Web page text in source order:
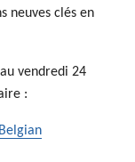
neuves clés en
vendredi 24
: